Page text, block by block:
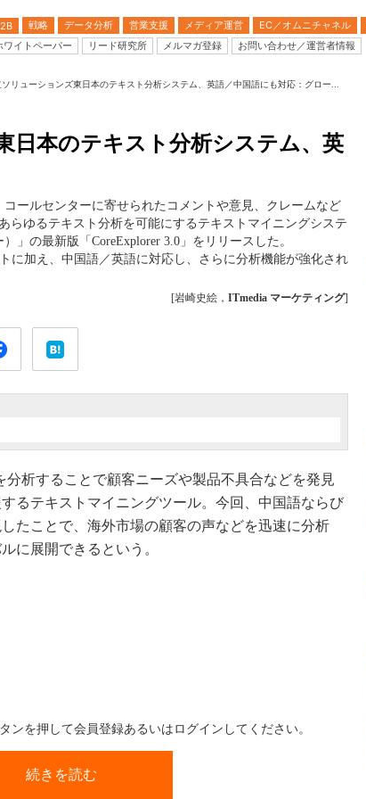
戦略 データ分析 営業支援 メディア運営 EC／オムニチャネル
ワイトペーパー
リード研究所 メルマガ登録 お問い合わせ／運営者情報
ソリューションズ東日本のテキスト分析システム、英語／中国語にも対応：グロー...
日本のテキスト分析システム、英
ールセンターに寄せられたコメントや意見、クレームなど
らゆるテキスト分析を可能にするテキストマイニングシステ
」の最新版「CoreExplorer 3.0」をリリースした。
に加え、中国語／英語に対応し、さらに分析機能が強化され
[岩崎史絵， ITmedia マーケティング]
析することで顧客ニーズや製品不具合などを発見
るテキストマイニングツール。今回、中国語ならび
たことで、海外市場の顧客の声などを迅速に分析
に展開できるという。
ンを押して会員登録あるいはログインしてください。
続きを読む